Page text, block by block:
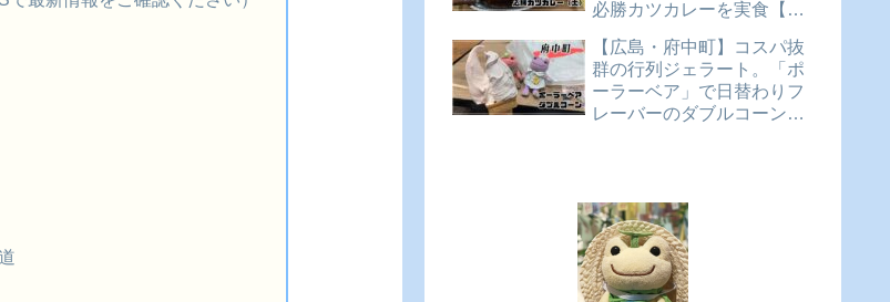
必勝カツカレーを実食【か
ュー】
【広島・府中町】コスパ抜
群の行列ジェラート。「ポ
ーラーベア」で日替わりフ
レーバーのダブルコーンを